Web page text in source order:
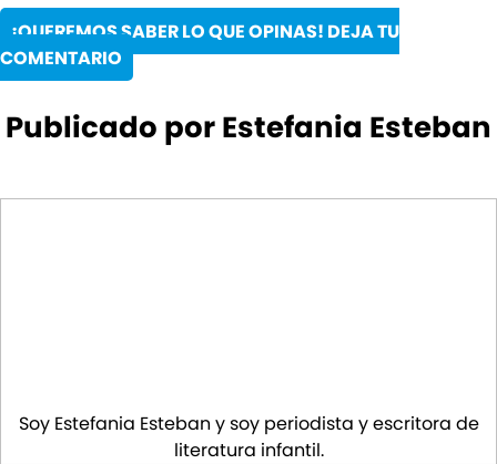
¡QUEREMOS SABER LO QUE OPINAS! DEJA TU
COMENTARIO
Publicado por Estefania Esteban
Soy Estefania Esteban y soy periodista y escritora de
literatura infantil.